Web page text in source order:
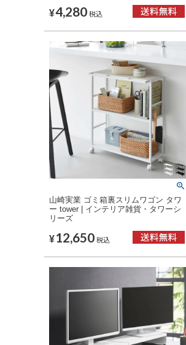
¥4,280税込
山崎実業 ゴミ箱裏スリムワゴン タワ
ー tower | インテリア雑貨・タワーシ
リーズ
¥12,650税込